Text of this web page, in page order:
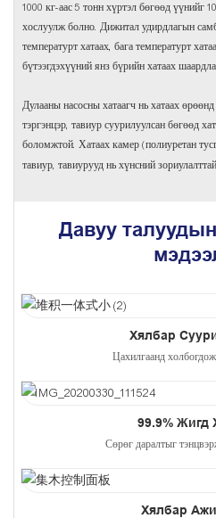
1000 кг-аас 5 тонн хүртэл бөгөөд үүнийг
хослуулж болно. Дижитал удирдлагын
температурт хатаах, бага температурт
бүтээгдэхүүний янз бүрийн хатаах
Дулааны насосны хатаагч нь хатаах
тэргэнцэр, тавиур суурилуулсан бөгөөд
боломжтой. Хатаах камер (полиуретан
тавиур, тавиурууд нь хүнсний
Давуу
Хялбар
Цахилгаанд
99.9% Жигд
Сөрөг даралтыг
Хялбар